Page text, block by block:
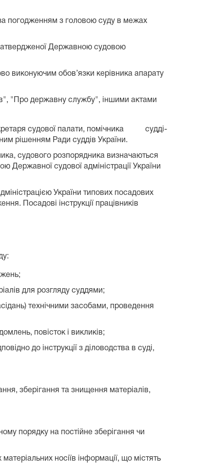
погодженням з головою суду в межах
затвердженої Державною судовою
виконуючим обов’язки керівника апарату
"Про державну службу", іншими актами
судової палати, помічника судді-
рішенням Ради суддів України.
судового розпорядника визначаються
судової адміністрації України
України типових посадових
Посадові інструкції працівників
для розгляду суддями;
технічними засобами, проведення
повісток і викликів;
до інструкції з діловодства в суді,
зберігання та знищення матеріалів,
порядку на постійне зберігання чи
носіїв інформації, що містять